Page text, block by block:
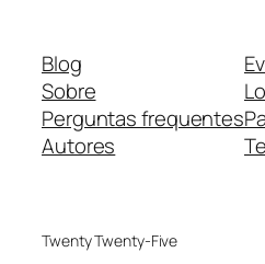
Blog
Sobre
Perguntas frequentes
Autores
Twenty Twenty-Five